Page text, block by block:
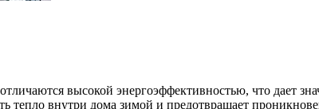
высокой энергоэффективностью, что
тепло внутри дома зимой и предотвращает